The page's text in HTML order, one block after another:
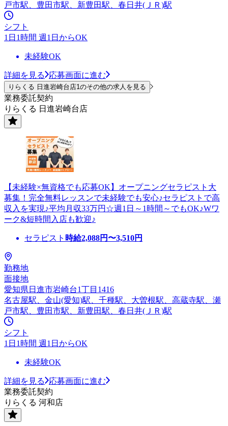
戸市駅、豊田市駅、新豊田駅、春日井(ＪＲ)駅
シフト
1日1時間 週1日からOK
未経験OK
詳細を見る 応募画面に進む
りらくる 日進岩崎台店1のその他の求人を見る
業務委託契約
りらくる 日進岩崎台店
【未経験×無資格でも応募OK】オープニングセラピスト大
募集！完全無料レッスンで未経験でも安心♪セラピストで高
収入を実現♪平均月収33万円☆週1日～1時間～でもOK♪Wワ
ーク&短時間入店も歓迎♪
セラピスト 時給2,088円〜3,510円
勤務地
面接地
愛知県日進市岩崎台1丁目1416
名古屋駅、金山(愛知)駅、千種駅、大曽根駅、高蔵寺駅、瀬
戸市駅、豊田市駅、新豊田駅、春日井(ＪＲ)駅
シフト
1日1時間 週1日からOK
未経験OK
詳細を見る
応募画面に進む
業務委託契約
りらくる 河和店